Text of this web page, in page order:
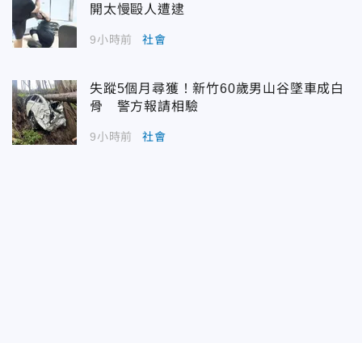
開太慢毆人遭逮
9小時前 社會
失蹤5個月尋獲！新竹60歲男山谷墜車成白
骨 警方報請相驗
9小時前 社會